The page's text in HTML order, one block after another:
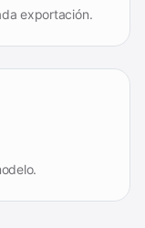
exportación.